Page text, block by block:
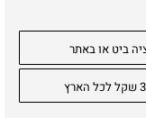
ביט או באתר